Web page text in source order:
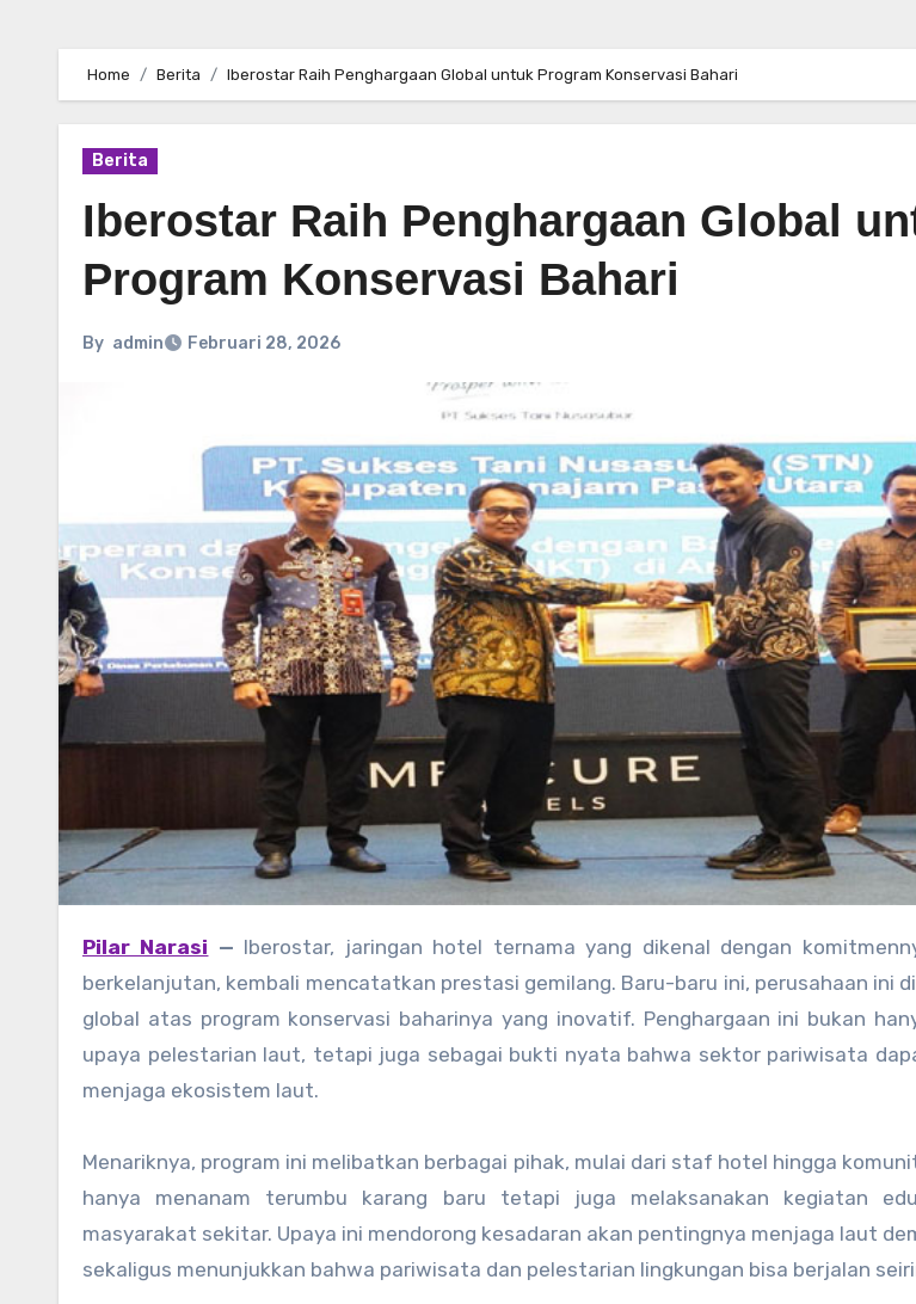
Home Berita Iberostar Raih Penghargaan Global untuk Program Konservasi Bahari
Berita
Iberostar Raih Penghargaan Global
Program Konservasi Bahari
By admin Februari 28, 2026
Pilar Narasi — Iberostar, jaringan hotel ternama yang dikenal dengan
berkelanjutan, kembali mencatatkan prestasi gemilang. Baru-baru ini, perusahaan ini
global atas program konservasi baharinya yang inovatif. Penghargaan ini bukan
upaya pelestarian laut, tetapi juga sebagai bukti nyata bahwa sektor pariwisata
menjaga ekosistem laut.
Menariknya, program ini melibatkan berbagai pihak, mulai dari staf hotel hingga
hanya menanam terumbu karang baru tetapi juga melaksanakan kegiatan
masyarakat sekitar. Upaya ini mendorong kesadaran akan pentingnya menjaga laut
sekaligus menunjukkan bahwa pariwisata dan pelestarian lingkungan bisa berjalan